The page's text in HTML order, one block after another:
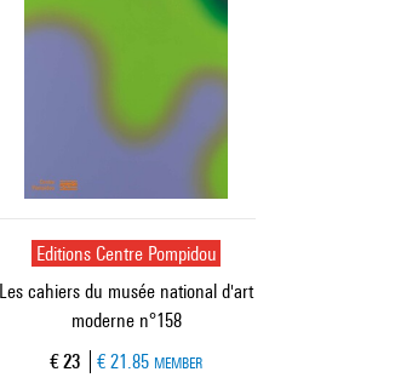
Editions Centre Pompidou
Les cahiers du musée national d'art
moderne n°158
Current price
€ 23 € 21.85 MEMBER